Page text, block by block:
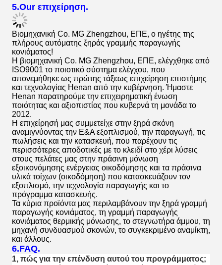
5.Our επιχείρηση.
Βιομηχανική Co. MG Zhengzhou, ΕΠΕ, ο ηγέτης της
πλήρους αυτόματης ξηράς γραμμής παραγωγής
κονιάματος!
Η βιομηχανική Co. MG Zhengzhou, ΕΠΕ, ελέγχθηκε από
ISO9001 το ποιοτικό σύστημα ελέγχου, που
απονεμήθηκε ως πρώτης τάξεως επιχείρηση επιστήμης
και τεχνολογίας Henan από την κυβέρνηση. Ήμαστε
Henan παρατηρούμε την επιχειρηματική ένωση
ποιότητας και αξιοπιστίας που κυβερνά τη μονάδα το
2012.
Η επιχείρησή μας συμμετείχε στην ξηρά σκόνη
αναμιγνύοντας την Ε&Α εξοπλισμού, την παραγωγή, τις
πωλήσεις και την κατασκευή, που παρέχουν τις
περισσότερες αποδοτικές με το κλειδί στο χέρι λύσεις
στους πελάτες μας στην πράσινη μόνωση
εξοικονόμησης ενέργειας οικοδόμησης και τα πράσινα
υλικά τοίχων (οικοδόμηση) που κατασκευάζουν τον
εξοπλισμό, την τεχνολογία παραγωγής και το
πρόγραμμα κατασκευής.
Τα κύρια προϊόντα μας περιλαμβάνουν την ξηρά γραμμή
παραγωγής κονιάματος, τη γραμμή παραγωγής
κονιάματος θερμικής μόνωσης, το στεγνωτήρα άμμου, τη
μηχανή συνδυασμού σκονών, το συγκεκριμένο αναμίκτη,
και άλλους.
6.FAQ.
1, πώς για την επένδυση αυτού του προγράμματος;